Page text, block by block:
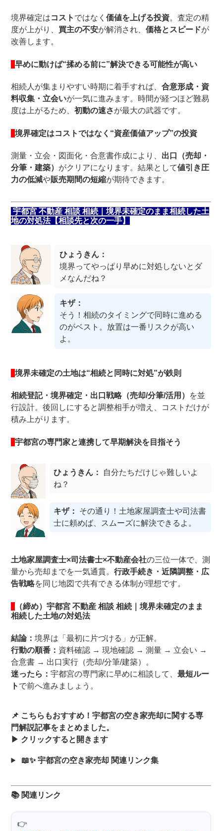
境界確定はコスト ではなく価値を上げる投資。査定の精
度が上がり、 買主の不安が解消され、価格とスピードが
改善します。
早めに動けば“揉める前に”解決できる可能性が高い
相続人が集まりやすい時期に着手すれば、合意形成・資
料収集・立会いが一気に進みます。時間が経つほど難易
度は上がるため、初動の速さが最大の武器です。
境界確定はコストではなく“資産価値アップ”の投資
測量・立会・図面化・合意書作成により、 出口（売却・
分筆・建築） がクリアになります。結果として値引き圧
力の低減や販売期間の短縮が期待できます。
宇都宮 不動産 相談 相続｜境界未確定のまま相続した土
地の対処法【相談先と次の一手】
ひょうきん：
境界ってやっぱり早めに対処しないとダ
メなんだね？
キザ：
そう！相続のタイミングで同時に進める
のがベスト。放置は一番リスクが高い
よ。
境界未確定の土地は“相続と同時に対処”が鉄則
相続登記・境界確定・出口戦略（売却/分筆/活用） を並
行設計。後回しにすると調整相手が増え、コストだけが
積み上がります。
宇都宮の専門家と連携して早期解決を目指そう
ひょうきん：
自分たちだけじゃ難しいよ
ね？
キザ：
その通り！土地家屋調査士や司法書
士に頼めば、スムーズに解決できるよ。
土地家屋調査士×司法書士×不動産会社の三位一体で、測
量から売却までを一気通貫。行政手続き・近隣調整・広
告戦略を同じ地図で共有できる体制が理想です。
（締め）宇都宮 不動産 相談 相続｜境界未確定のまま
相続した土地の対処法
結論：境界は「最初に片づける」が正解。
行動の順番： 資料確認 → 現地確認 → 測量 → 立会い →
合意書 → 出口実行（売却/分筆/建築）。
迷ったら：宇都宮の専門家に早めに相談して、最短ルー
ト で前へ進みましょう。
📌 こちらもおすすめ！宇都宮の空き家売却に関する専
門解説記事をまとめました。
▶ クリックすると開きます
📖✨ 宇都宮の空き家売却 関連リンク集
📚 関連リンク
👉